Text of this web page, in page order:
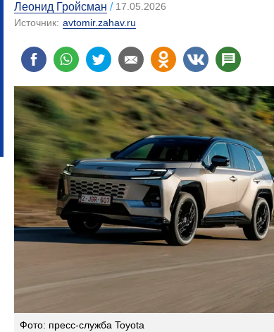
Леонид Гройсман
17.05.2026
Источник: avtomir.zahav.ru
Фото: пресс-служба Toyota